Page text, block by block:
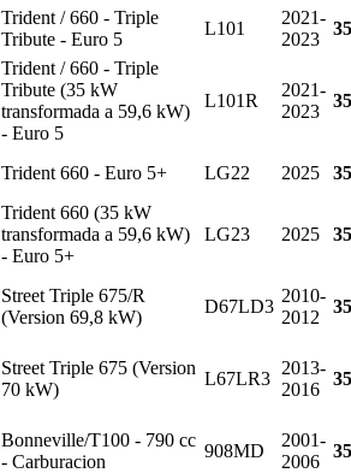
Trident / 660 - Triple
Tribute - Euro 5
L101
2021-
2023
35
Trident / 660 - Triple
Tribute (35 kW
transformada a 59,6 kW)
- Euro 5
L101R
2021-
2023
35
Trident 660 - Euro 5+ LG22 2025 35
Trident 660 (35 kW
transformada a 59,6 kW)
- Euro 5+
LG23 2025 35
Street Triple 675/R
(Version 69,8 kW)
D67LD3
2010-
2012
35
Street Triple 675 (Version
70 kW)
L67LR3
2013-
2016
35
Bonneville/T100 - 790 cc
- Carburacion
908MD
2001-
2006
35